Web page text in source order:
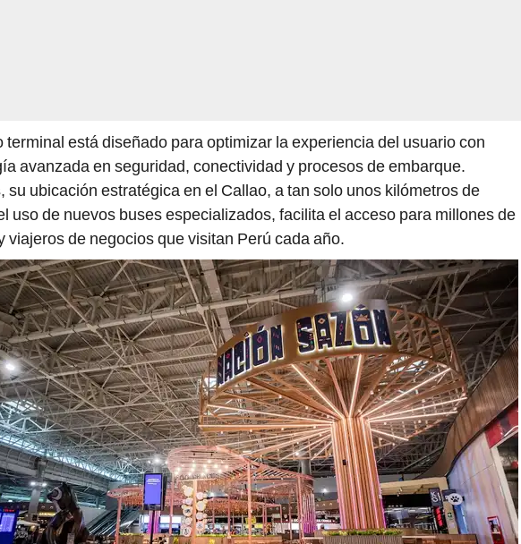
terminal está diseñado para optimizar la experiencia del usuario con
avanzada en seguridad, conectividad y procesos de embarque.
su ubicación estratégica en el Callao, a tan solo unos kilómetros de
uso de nuevos buses especializados, facilita el acceso para millones de
viajeros de negocios que visitan Perú cada año.